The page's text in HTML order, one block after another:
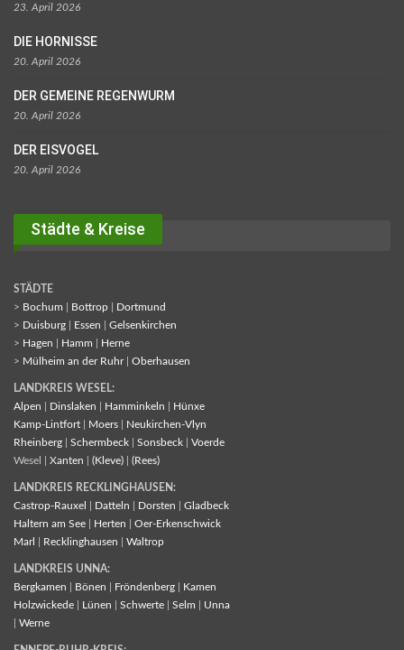
23. April 2026
DIE HORNISSE
20. April 2026
DER GEMEINE REGENWURM
20. April 2026
DER EISVOGEL
20. April 2026
Städte & Kreise
STÄDTE
> Bochum Bottrop
Dortmund
> Duisburg Essen
Gelsenkirchen
> Hagen Hamm
Herne
> Mülheim an der Ruhr| Oberhausen
LANDKREIS WESEL:
Alpen
Dinslaken Hamminkeln
Hünxe
Kamp-Lintfort
Moers
Neukirchen-Vlyn
Rheinberg
Schermbeck Sonsbeck
Voerde
Wesel | Xanten (Kleve) (Rees)
LANDKREIS RECKLINGHAUSEN:
Castrop-Rauxel
Datteln Dorsten
Gladbeck
Haltern am See
Herten
Oer-Erkenschwick
Marl
Recklinghausen Waltrop
LANDKREIS UNNA:
Bergkamen
Bönen Fröndenberg
Kamen
Holzwickede
Lünen Schwerte Selm
Unna
Werne